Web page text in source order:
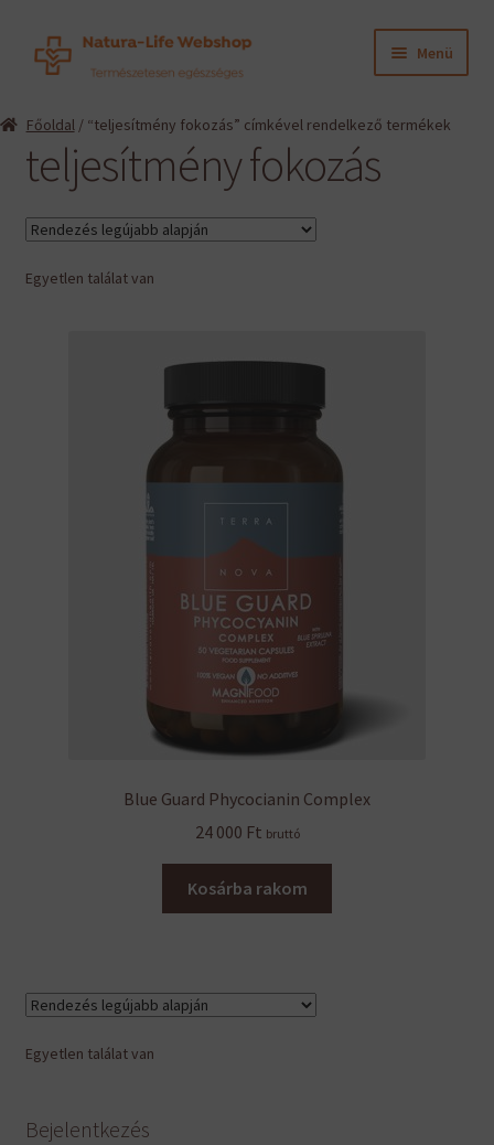
Ugrás
Kilépés
Menü
child
Információk
Gyártók
Hírek
Főoldal/ “teljesítmény fokozás” címkével rendelkező termékek
teljesítmény fokozás
Egyetlen találat van
Blue Guard Phycocianin Complex
24 000 Ft bruttó
Kosárba rakom
Egyetlen találat van
Bejelentkezés